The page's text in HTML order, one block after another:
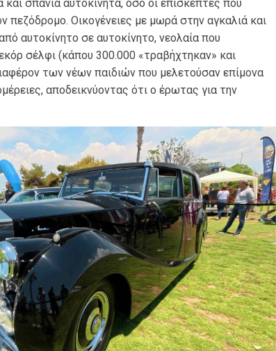
σπάνια αυτοκίνητα, όσο οι επισκέπτες που
πεζόδρομο. Οικογένειες με μωρά στην αγκαλιά και
αυτοκίνητο σε αυτοκίνητο, νεολαία που
σέλφι (κάπου 300.000 «τραβήχτηκαν» και
των νέων παιδιών που μελετούσαν επίμονα
αποδεικνύοντας ότι ο έρωτας για την